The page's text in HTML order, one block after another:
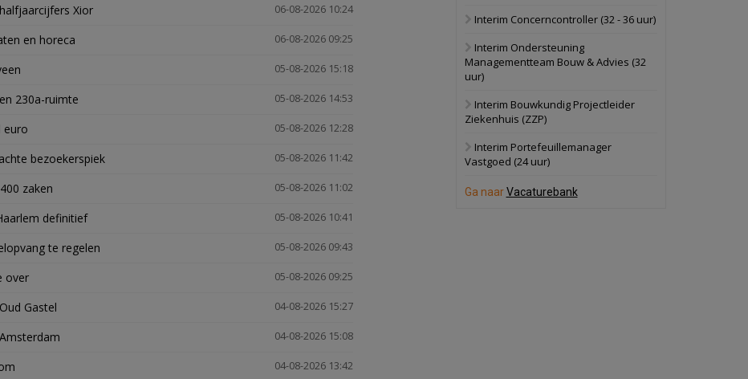
06-08-2026 10:24
Xior
06-08-2026 09:25
en horeca
05-08-2026 15:18
05-08-2026 14:53
230a-ruimte
05-08-2026 12:28
euro
05-08-2026 11:42
bezoekerspiek
05-08-2026 11:02
zaken
05-08-2026 10:41
definitief
05-08-2026 09:43
te regelen
05-08-2026 09:25
over
04-08-2026 15:27
Gastel
04-08-2026 15:08
04-08-2026 13:42
Bekijk
Schuinesloot
27 augustus 2026 Binnenvaartschip
17 september 2026
17 september 2026
Voormalig
Interim Concerncontroller (32 - 36 uur)
Interim Ondersteuning
Managementteam Bouw & Advies (32
uur)
Interim Bouwkundig Projectleider
Ziekenhuis (ZZP)
Interim Portefeuillemanager
Vastgoed (24 uur)
Ga naarVacaturebank